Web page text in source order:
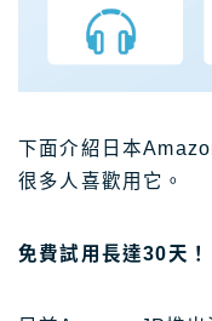
下面介紹日本
很多人喜歡用它。
免費試用長達30天！